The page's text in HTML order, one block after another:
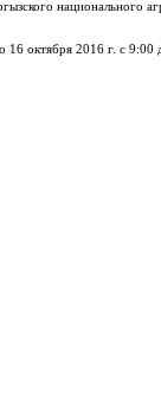
национального
октября 2016 г. с 9:00